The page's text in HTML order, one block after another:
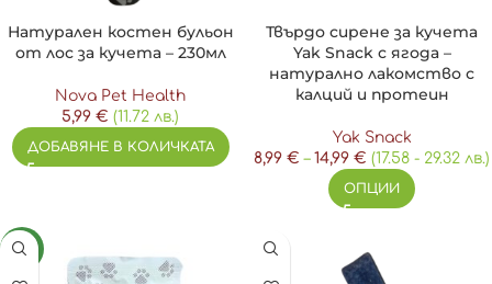
Натурален костен бульон
от лос за кучета – 230мл
Nova Pet Health
5,99 € (11.72 лв.)
ДОБАВЯНЕ В КОЛИЧКАТА
Твърдо сирене за кучета
Yak Snack с ягода –
натурално лакомство с
калций и протеин
Yak Snack
8,99 € – 14,99 € (17.58 - 29.32 лв.)
ОПЦИИ
NEW